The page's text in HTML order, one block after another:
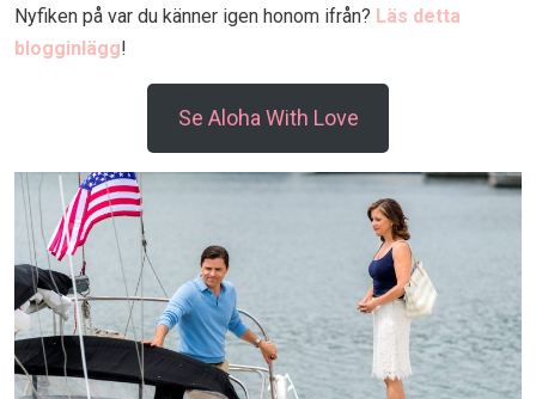
Nyfiken på var du känner igen honom ifrån? Läs detta
blogginlägg!
Se Aloha With Love